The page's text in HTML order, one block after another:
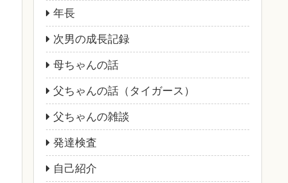
年長
次男の成長記録
母ちゃんの話
父ちゃんの話（タイガース）
父ちゃんの雑談
発達検査
自己紹介